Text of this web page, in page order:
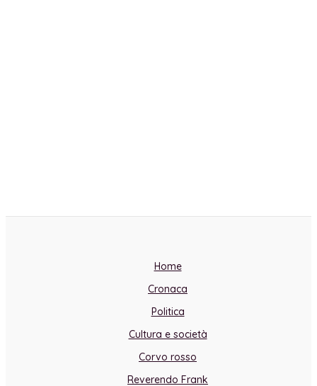
Home
Cronaca
Politica
Cultura e società
Corvo rosso
Reverendo Frank